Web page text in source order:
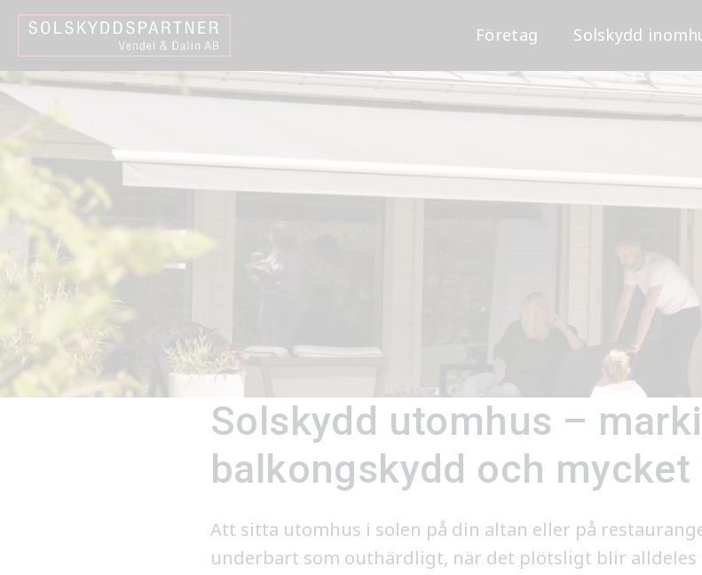
Företag Solskydd
Hem Utvändiga solskydd markiser
Solskydd utomhus –
balkongskydd och mycket
Att sitta utomhus i solen på din altan eller på
underbart som outhärdligt, när det plötsligt blir alldeles